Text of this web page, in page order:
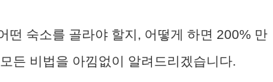
떤 숙소를 골라야 할지, 어떻게 하면 200% 만
든 비법을 아낌없이 알려드리겠습니다.